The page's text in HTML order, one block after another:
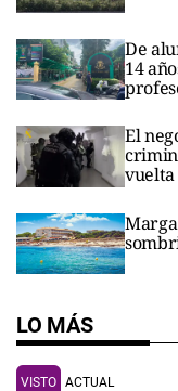
De
14
El
vuelta
LO MÁS
VISTO ACTUAL